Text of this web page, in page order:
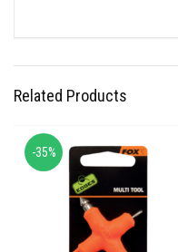
Related Products
-35%